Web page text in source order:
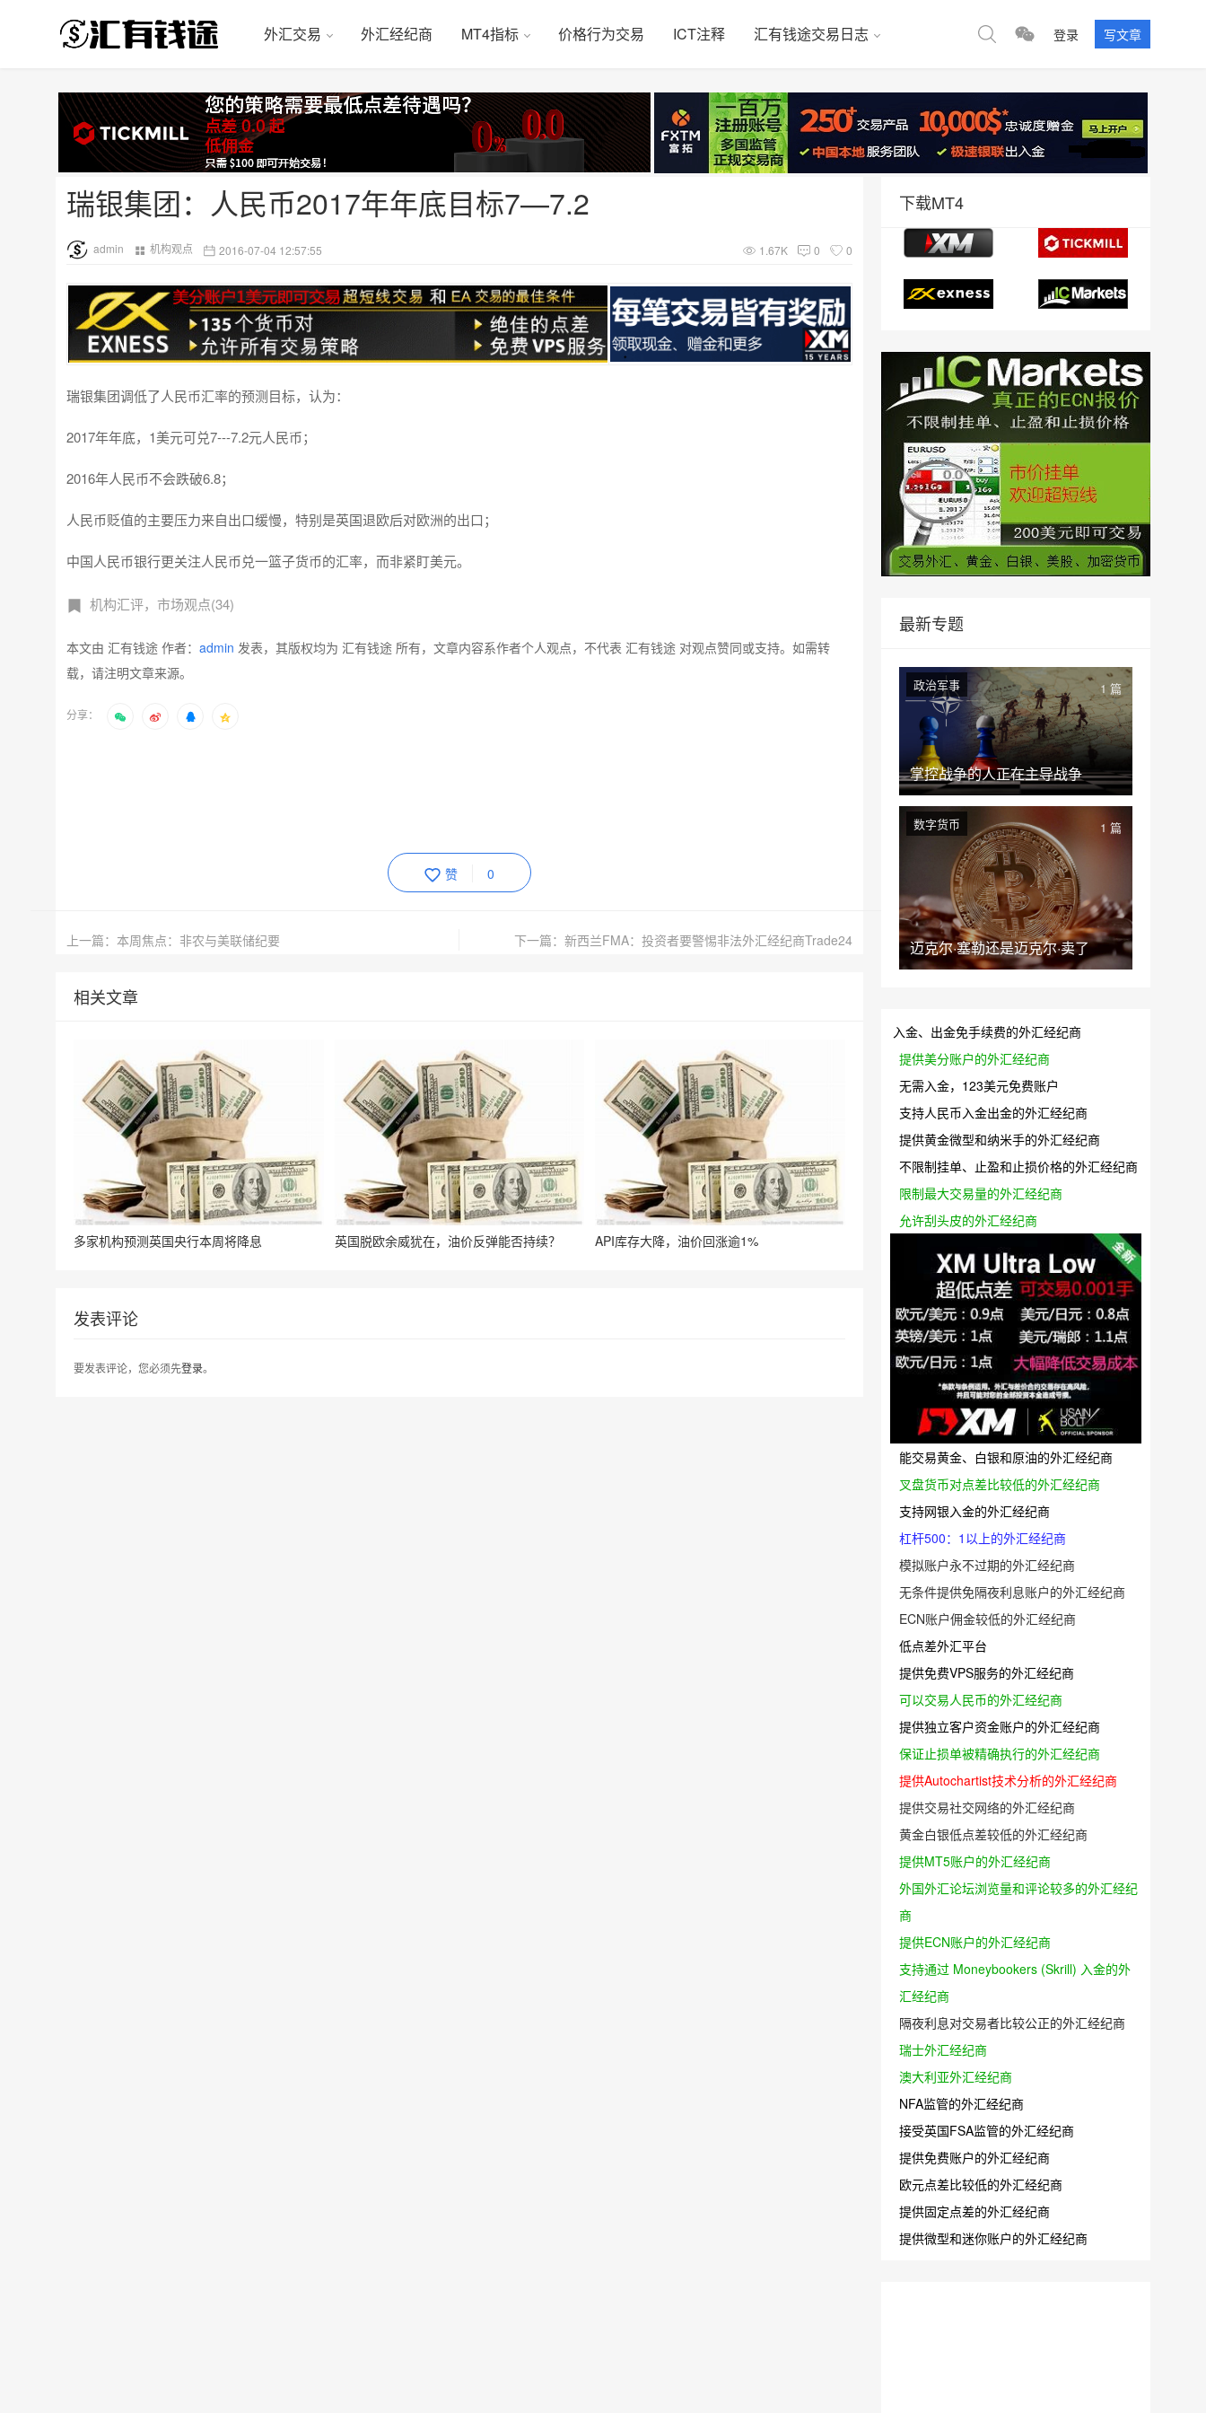
外汇交易 外汇经纪商 MT4指标 价格行为交易 ICT注释 汇有钱途交易日志 登录 写文章
瑞银集团：人民币2017年年底目标7—7.2
admin 机构观点 2016-07-04 12:57:55 1.67K 0 0
瑞银集团调低了人民币汇率的预测目标，认为：
2017年年底，1美元可兑7---7.2元人民币；
2016年人民币不会跌破6.8；
人民币贬值的主要压力来自出口缓慢，特别是英国退欧后对欧洲的出口；
中国人民币银行更关注人民币兑一篮子货币的汇率，而非紧盯美元。
机构汇评，市场观点(34)
本文由 汇有钱途 作者： admin 发表，其版权均为 汇有钱途 所有，文章内容系作者个人观点，不代表 汇有钱途 对观点赞同或支持。如需转
载，请注明文章来源。
分享：
赞 0
上一篇：本周焦点：非农与美联储纪要 下一篇：新西兰FMA：投资者要警惕非法外汇经纪商Trade24
相关文章
多家机构预测英国央行本周将降息 英国脱欧余威犹在，油价反弹能否持续？ API库存大降，油价回涨逾1%
发表评论
要发表评论，您必须先登录。
下载MT4
最新专题
掌控战争的人正在主导战争
政治军事 1 篇
迈克尔·塞勒还是迈克尔·卖了
数字货币 1 篇
入金、出金免手续费的外汇经纪商
提供美分账户的外汇经纪商
无需入金，123美元免费账户
支持人民币入金出金的外汇经纪商
提供黄金微型和纳米手的外汇经纪商
不限制挂单、止盈和止损价格的外汇经纪商
限制最大交易量的外汇经纪商
允许刮头皮的外汇经纪商
能交易黄金、白银和原油的外汇经纪商
叉盘货币对点差比较低的外汇经纪商
支持网银入金的外汇经纪商
杠杆500：1以上的外汇经纪商
模拟账户永不过期的外汇经纪商
无条件提供免隔夜利息账户的外汇经纪商
ECN账户佣金较低的外汇经纪商
低点差外汇平台
提供免费VPS服务的外汇经纪商
可以交易人民币的外汇经纪商
提供独立客户资金账户的外汇经纪商
保证止损单被精确执行的外汇经纪商
提供Autochartist技术分析的外汇经纪商
提供交易社交网络的外汇经纪商
黄金白银低点差较低的外汇经纪商
提供MT5账户的外汇经纪商
外国外汇论坛浏览量和评论较多的外汇经纪
商
提供ECN账户的外汇经纪商
支持通过 Moneybookers (Skrill) 入金的外
汇经纪商
隔夜利息对交易者比较公正的外汇经纪商
瑞士外汇经纪商
澳大利亚外汇经纪商
NFA监管的外汇经纪商
接受英国FSA监管的外汇经纪商
提供免费账户的外汇经纪商
欧元点差比较低的外汇经纪商
提供固定点差的外汇经纪商
提供微型和迷你账户的外汇经纪商